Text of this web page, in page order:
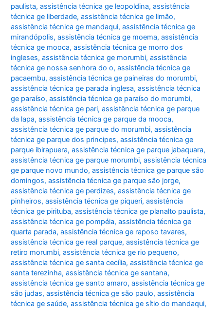
paulista,assistência técnica ge leopoldina,assistência
técnica ge liberdade,assistência técnica ge limão,
assistência técnica ge mandaqui,assistência técnica ge
mirandópolis,assistência técnica ge moema,assistência
técnica ge mooca,assistência técnica ge morro dos
ingleses,assistência técnica ge morumbi,assistência
técnica ge nossa senhora do o,assistência técnica ge
pacaembu,assistência técnica ge paineiras do morumbi,
assistência técnica ge parada inglesa,assistência técnica
ge paraíso,assistência técnica ge paraíso do morumbi,
assistência técnica ge pari,assistência técnica ge parque
da lapa,assistência técnica ge parque da mooca,
assistência técnica ge parque do morumbi,assistência
técnica ge parque dos principes,assistência técnica ge
parque ibirapuera,assistência técnica ge parque jabaquara,
assistência técnica ge parque morumbi,assistência técnica
ge parque novo mundo,assistência técnica ge parque são
domingos,assistência técnica ge parque são jorge,
assistência técnica ge perdizes,assistência técnica ge
pinheiros,assistência técnica ge piqueri,assistência
técnica ge pirituba,assistência técnica ge planalto paulista,
assistência técnica ge pompéia,assistência técnica ge
quarta parada,assistência técnica ge raposo tavares,
assistência técnica ge real parque,assistência técnica ge
retiro morumbi,assistência técnica ge rio pequeno,
assistência técnica ge santa cecília,assistência técnica ge
santa terezinha,assistência técnica ge santana,
assistência técnica ge santo amaro,assistência técnica ge
são judas,assistência técnica ge são paulo,assistência
técnica ge saúde,assistência técnica ge sítio do mandaqui,